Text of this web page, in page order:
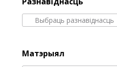
Выбраць разнавіднасць
Матэрыял